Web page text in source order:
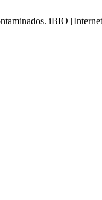
iBIO